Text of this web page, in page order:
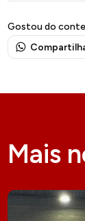
Gostou do
Mais